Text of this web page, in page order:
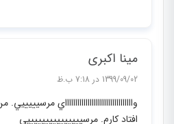
مینا اکبری
1399/09/02 در 7:18 ب.ظ
واااااااااااااااااااااااااااااااااي
افتاد كارم. مرسيييييييييييييييي